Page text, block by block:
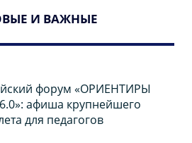
И ВАЖНЫЕ
форум «ОРИЕНТИРЫ
афиша крупнейшего
для педагогов